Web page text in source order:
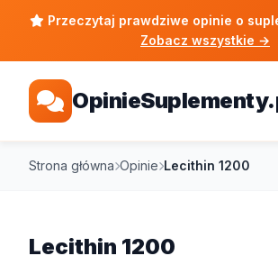
Przeczytaj prawdziwe opinie o
Zobacz wszystkie →
Strona główna Opinie Lecithin 1200
Lecithin 1200